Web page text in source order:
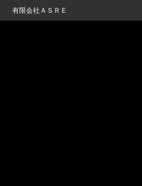
有限会社ＡＳＲＥ